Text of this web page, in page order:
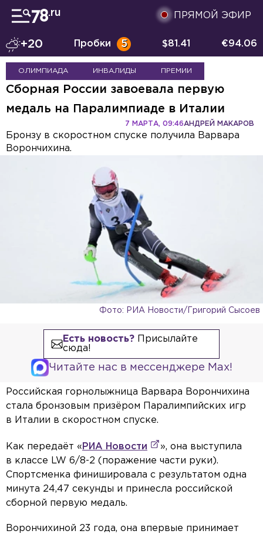
ПРЯМОЙ ЭФИР
+20 Пробки 5 $81.41 €94.06
ОЛИМПИАДА ИНВАЛИДЫ ПРЕМИИ
Сборная России завоевала первую
медаль на Паралимпиаде в Италии
АНДРЕЙ МАКАРОВ
7 МАРТА, 09:46
Бронзу в скоростном спуске получила Варвара
Ворончихина.
Фото: РИА Новости/Григорий Сысоев
Есть новость?Присылайте
сюда!
Читайте нас в мессенджере Max!
Российская горнолыжница Варвара Ворончихина
стала бронзовым призёром Паралимпийских игр
в Италии в скоростном спуске.
Как передаёт « РИА Новости
», она выступила
в классе LW 6/8-2 (поражение части руки).
Спортсменка финишировала с результатом одна
минута 24,47 секунды и принесла российской
сборной первую медаль.
Ворончихиной 23 года, она впервые принимает